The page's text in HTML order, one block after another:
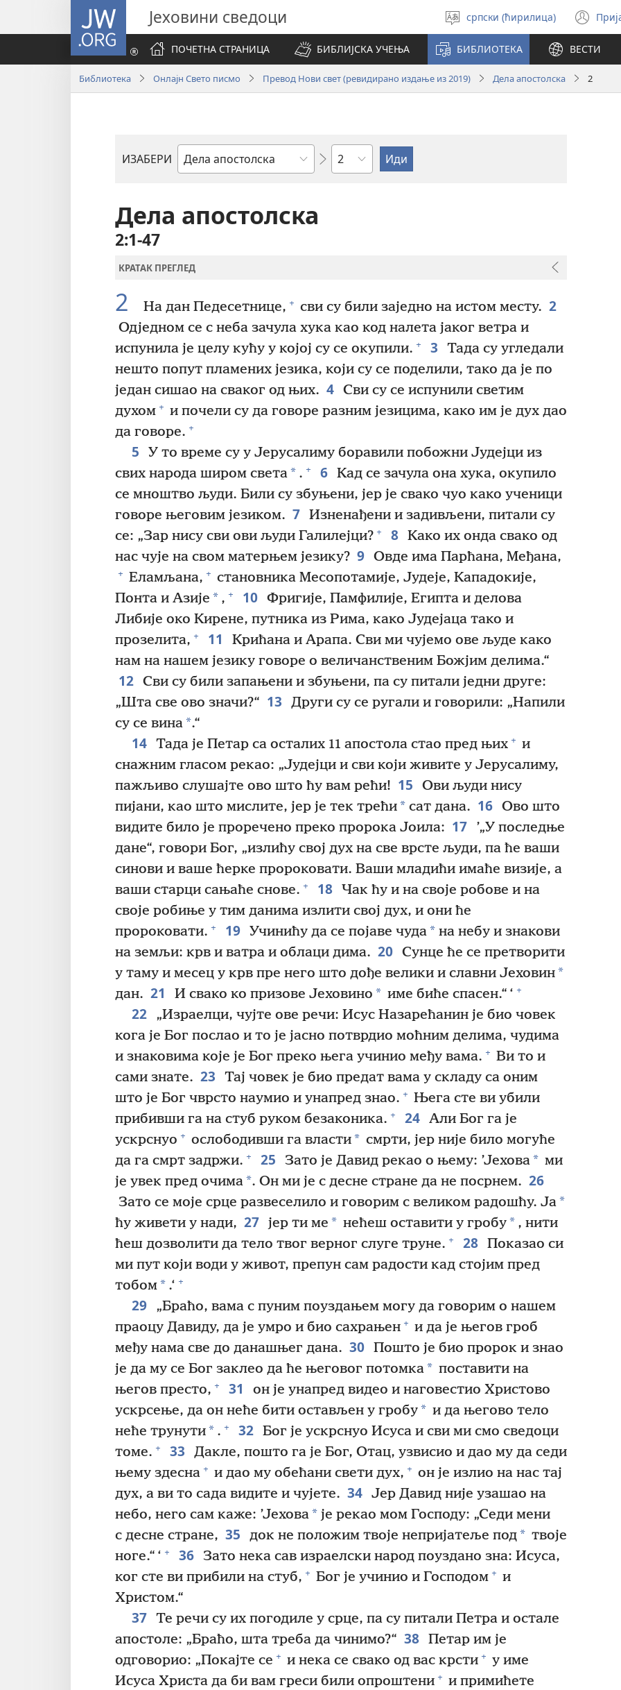
JW.ORG Јеховини сведоци
Изабери
језик
српски (ћирилица)
ПОЧЕТНА СТРАНИЦА
БИБЛИЈСКА УЧЕЊА БИБЛИОТЕКА ВЕСТИ
Библиотека Онлајн Свето писмо Превод Нови свет (ревидирано издање из 2019) Дела апостолска 2
ИЗАБЕРИ
Библијска
Поглавље
Дела апостолска
2:1-47
КРАТАК ПРЕГЛЕД
2 На дан Педесетнице, + сви су били заједно на истом месту. 2
Одједном се с неба зачула хука као код налета јаког ветра и
испунила је целу кућу у којој су се окупили. + 3
Тада су угледали
нешто попут пламених језика, који су се поделили, тако да је по
један сишао на сваког од њих. 4 Сви су се испунили светим
духом + и почели су да говоре разним језицима, како им је дух дао
да говоре. +
5
У то време су у Јерусалиму боравили побожни Јудејци из
свих народа широм света* . + 6 Кад се зачула она хука, окупило
се мноштво људи. Били су збуњени, јер је свако чуо како ученици
говоре његовим језиком. 7 Изненађени и задивљени, питали су
се: „Зар нису сви ови људи Галилејци? + 8 Како их онда свако од
нас чује на свом матерњем језику? 9 Овде има Парћана, Међана,
+ Еламљана, + становника Месопотамије, Јудеје, Кападокије,
Понта и Азије * , + 10 Фригије, Памфилије, Египта и делова
Либије око Кирене, путника из Рима, како Јудејаца тако и
прозелита, + 11
Крићана и Арапа. Сви ми чујемо ове људе како
нам на нашем језику говоре о величанственим Божјим делима.“
12 Сви су били запањени и збуњени, па су питали једни друге:
„Шта све ово значи?“ 13
Други су се ругали и говорили: „Напили
су се вина*.“
14 Тада је Петар са осталих 11 апостола стао пред њих + и
снажним гласом рекао: „Јудејци и сви који живите у Јерусалиму,
пажљиво слушајте ово што ћу вам рећи! 15
Ови људи нису
пијани, као што мислите, јер је тек трећи* сат дана. 16 Ово што
видите било је проречено преко пророка Јоила: 17
’„У последње
дане“, говори Бог, „излићу свој дух на све врсте људи, па ће ваши
синови и ваше ћерке пророковати. Ваши младићи имаће визије, а
ваши старци сањаће снове. + 18 Чак ћу и на своје робове и на
своје робиње у тим данима излити свој дух, и они ће
пророковати. + 19 Учинићу да се појаве чуда*на небу и знакови
на земљи: крв и ватра и облаци дима. 20 Сунце ће се претворити
у таму и месец у крв пре него што дође велики и славни Јеховин*
дан. 21 И свако ко призове Јеховино * име биће спасен.“ ‘ +
22
„Израелци, чујте ове речи: Исус Назарећанин је био човек
кога је Бог послао и то је јасно потврдио моћним делима, чудима
и знаковима које је Бог преко њега учинио међу вама. + Ви то и
сами знате. 23
Тај човек је био предат вама у складу са оним
што је Бог чврсто наумио и унапред знао. + Њега сте ви убили
прибивши га на стуб руком безаконика. + 24 Али Бог га је
ускрснуо + ослободивши га власти* смрти, јер није било могуће
да га смрт задржи. + 25 Зато је Давид рекао о њему: ’Јехова* ми
је увек пред очима*. Он ми је с десне стране да не посрнем. 26
Зато се моје срце развеселило и говорим с великом радошћу. Ја*
ћу живети у нади, 27 јер ти ме * нећеш оставити у гробу* , нити
ћеш дозволити да тело твог верног слуге труне. + 28 Показао си
ми пут који води у живот, препун сам радости кад стојим пред
тобом* .‘ +
29
„Браћо, вама с пуним поуздањем могу да говорим о нашем
праоцу Давиду, да је умро и био сахрањен + и да је његов гроб
међу нама све до данашњег дана. 30 Пошто је био пророк и знао
је да му се Бог заклео да ће његовог потомка* поставити на
његов престо, + 31
он је унапред видео и наговестио Христово
ускрсење, да он неће бити остављен у гробу* и да његово тело
неће трунути* . + 32 Бог је ускрснуо Исуса и сви ми смо сведоци
томе. + 33
Дакле, пошто га је Бог, Отац, узвисио и дао му да седи
њему здесна + и дао му обећани свети дух, + он је излио на нас тај
дух, а ви то сада видите и чујете. 34 Јер Давид није узашао на
небо, него сам каже: ’Јехова* је рекао мом Господу: „Седи мени
с десне стране, 35 док не положим твоје непријатеље под* твоје
ноге.“ ‘ + 36 Зато нека сав израелски народ поуздано зна: Исуса,
ког сте ви прибили на стуб, + Бог је учинио и Господом + и
Христом.“
37 Те речи су их погодиле у срце, па су питали Петра и остале
апостоле: „Браћо, шта треба да чинимо?“ 38 Петар им је
одговорио: „Покајте се + и нека се свако од вас крсти + у име
Исуса Христа да би вам греси били опроштени + и примићете